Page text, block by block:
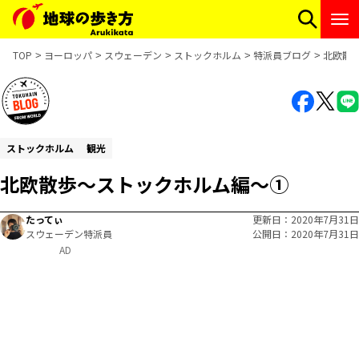
TOP ヨーロッパ スウェーデン ストックホルム 特派員ブログ 北欧散
ストックホルム 観光
北欧散歩〜ストックホルム編〜①
たってぃ
スウェーデン特派員
更新日
2020年7月31日
公開日
2020年7月31日
AD